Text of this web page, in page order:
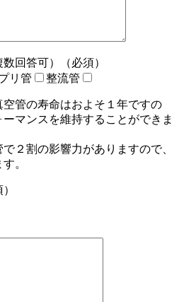
回答可）（必須）
リ管 整流管
管の寿命はおよそ１年ですの
マンスを維持することができま
２割の影響力がありますので、
。